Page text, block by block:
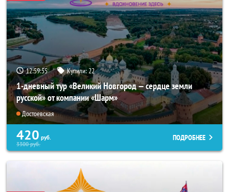
12:59:52 Купили: 22
1-дневный тур «Великий Новгород — сердце земли
русской» от компании «Шарм»
Достоевская
420 руб.
3300руб.
ПОДРОБНЕЕ